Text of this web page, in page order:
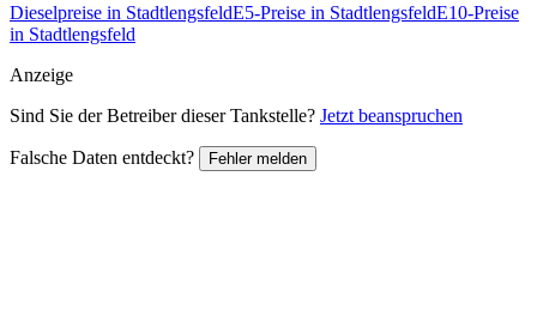
Dieselpreise in StadtlengsfeldE5-Preise in StadtlengsfeldE10-Preise
in Stadtlengsfeld
Anzeige
Sind Sie der Betreiber dieser Tankstelle? Jetzt beanspruchen
Falsche Daten entdeckt? Fehler melden